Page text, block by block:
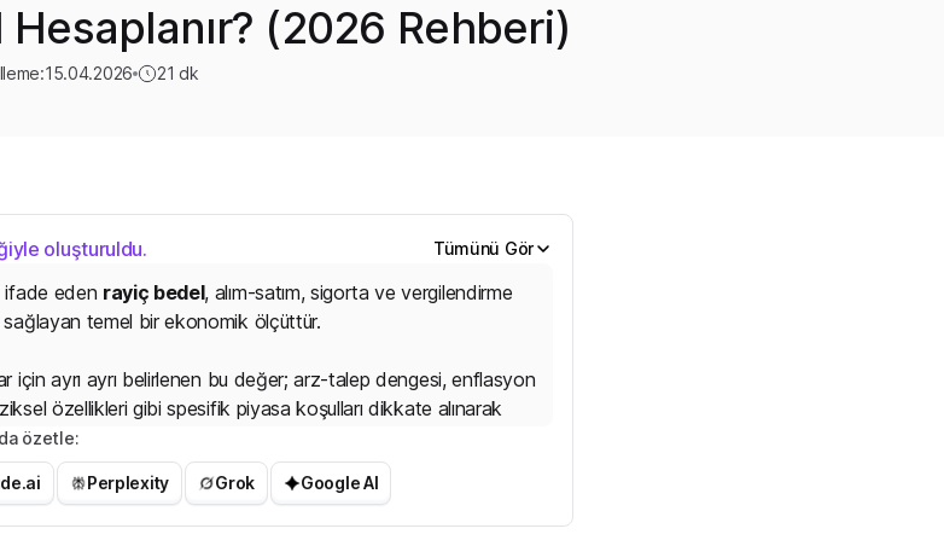
Hesaplanır? (2026 Rehberi)
15.04.2026 21 dk
oluşturuldu. Tümünü Gör
ifade eden rayiç bedel, alım-satım, sigorta ve vergilendirme
sağlayan temel bir ekonomik ölçüttür.
için ayrı ayrı belirlenen bu değer; arz-talep dengesi, enflasyon
özellikleri gibi spesifik piyasa koşulları dikkate alınarak
nitelikteki en az üç farklı mülkün metrekare ortalaması
Sigortalar Birliği (TSB) kasko değer listesi ve ikinci el
özetle:
Perplexity Grok Google AI